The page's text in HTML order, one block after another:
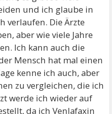
und ich glaube in
verlaufen. Die Ärzte
aber wie viele Jahre
Ich kann auch die
Mensch hat mal einen
kenne ich auch, aber
zu vergleichen, die ich
werde ich wieder auf
da ich Venlafaxin